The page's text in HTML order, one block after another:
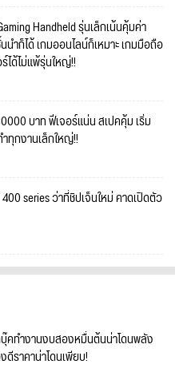
Handheld รุ่นเล็กเน้นคุ้มค่า
นำก็ได้ เกมออนไลน์ก็เหมาะ เกมมือถือ
ได้ไม่แพ้รุ่นใหญ่!!
บาท ฟีเจอร์แน่น สเปคคุ้ม เริ่ม
ทุกงานเล็กใหญ่!!
series ว่าที่ชิปเจ็นใหม่ คาดเปิดตัว
บุ๊คทำงานงบสองหมื่นต้นน่าโดนพลัง
ดีราคาน่าโดนเพียบ!